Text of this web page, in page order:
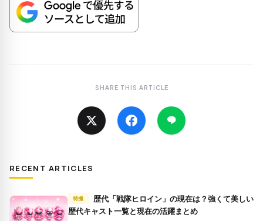
SHARE THIS ARTICLE
RECENT ARTICLES
特撮
歴代キャスト一覧と現在の活躍まとめ